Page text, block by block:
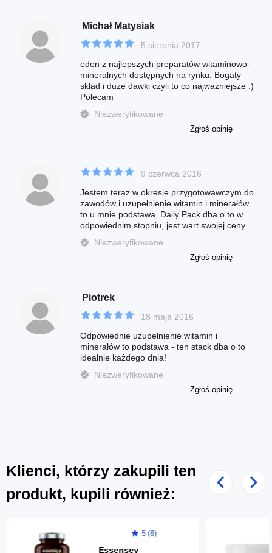
Michał Matysiak
5 sierpnia 2017
eden z najlepszych preparatów witaminowo-
mineralnych dostępnych na rynku. Bogaty
skład i duże dawki czyli to co najważniejsze :)
Polecam
Niezweryfikowane
Zgłoś opinię
9 czerwca 2016
Jestem teraz w okresie przygotowawczym do
zawodów i uzupełnienie witamin i minerałów
to u mnie podstawa. Daily Pack dba o to w
odpowiednim stopniu, jest wart swojej ceny
Niezweryfikowane
Zgłoś opinię
Piotrek
18 maja 2016
Odpowiednie uzupełnienie witamin i
minerałów to podstawa - ten stack dba o to
idealnie każdego dnia!
Niezweryfikowane
Zgłoś opinię
Klienci, którzy zakupili ten
produkt, kupili również:
Poprzedni
5 (6)
Essensey